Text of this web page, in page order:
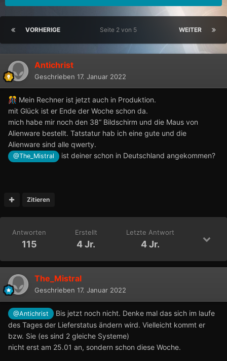
VORHERIGE WEITER
Seite 2 von 5
Antichrist
Geschrieben 17. Januar 2022
🎊 Mein Rechner ist jetzt auch in Produktion.
mit Glück ist er Ende der Woche schon da.
mich habe mir noch den 38“ Bildschirm und die Maus von
Alienware bestellt. Tatstatur hab ich eine gute und die
Alienware sind alle qwerty.
@The_Mistral ist deiner schon in Deutschland angekommen?
Zitieren
Antworten
115
Erstellt
4 Jr.
Letzte Antwort
4 Jr.
The_Mistral
Geschrieben 17. Januar 2022
@Antichrist
Bis jetzt noch nicht. Denke mal das sich im laufe
des Tages der Lieferstatus ändern wird. Vielleicht kommt er
bzw. Sie (es sind 2 gleiche Systeme)
nicht erst am 25.01 an, sondern schon diese Woche.